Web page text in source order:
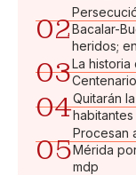
02Bacalar-
heridos;
03La
04Quitarán
05
Procesan
Mérida
mdp